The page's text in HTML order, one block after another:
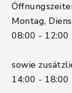
Montag,
08:00 - 12:00
sowie
14:00 - 18:00